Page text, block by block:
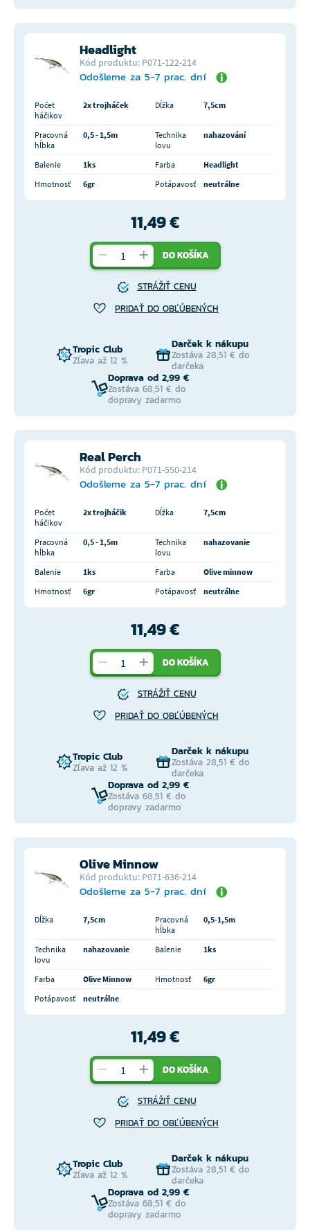
Headlight
Kód produktu: P071-122-214
Odošleme za 5-7 prac. dní
Počet
háčikov
2x trojháček Dĺžka 7,5cm
Pracovná
hĺbka
0,5 - 1,5m
Technika
lovu
nahazování
Balenie 1ks Farba
Headlight
Hmotnosť
6gr Potápavosť neutrálne
11,49 €
DO KOŠÍKA
STRÁŽIŤ CENU
PRIDAŤ DO OBĽÚBENÝCH
Tropic Club
Zľava až 12 %
Darček k nákupu
Zostáva 28,51 € do
darčeka
Doprava od 2,99 €
Zostáva 68,51 € do
dopravy zadarmo
Real Perch
Kód produktu: P071-550-214
Odošleme za 5-7 prac. dní
Počet
háčikov
2x trojháčik Dĺžka 7,5cm
Pracovná
hĺbka
0,5 - 1,5m
Technika
lovu
nahazovanie
Balenie 1ks Farba
Olive minnow
Hmotnosť
6gr Potápavosť neutrálne
11,49 €
DO KOŠÍKA
STRÁŽIŤ CENU
PRIDAŤ DO OBĽÚBENÝCH
Tropic Club
Zľava až 12 %
Darček k nákupu
Zostáva 28,51 € do
darčeka
Doprava od 2,99 €
Zostáva 68,51 € do
dopravy zadarmo
Olive Minnow
Kód produktu: P071-636-214
Odošleme za 5-7 prac. dní
Dĺžka 7,5cm
Pracovná
hĺbka
0,5-1,5m
Technika
lovu
nahazovanie Balenie 1ks
Farba Olive Minnow Hmotnosť
6gr
Potápavosť
neutrálne
11,49 €
DO KOŠÍKA
STRÁŽIŤ CENU
PRIDAŤ DO OBĽÚBENÝCH
Tropic Club
Zľava až 12 %
Darček k nákupu
Zostáva 28,51 € do
darčeka
Doprava od 2,99 €
Zostáva 68,51 € do
dopravy zadarmo